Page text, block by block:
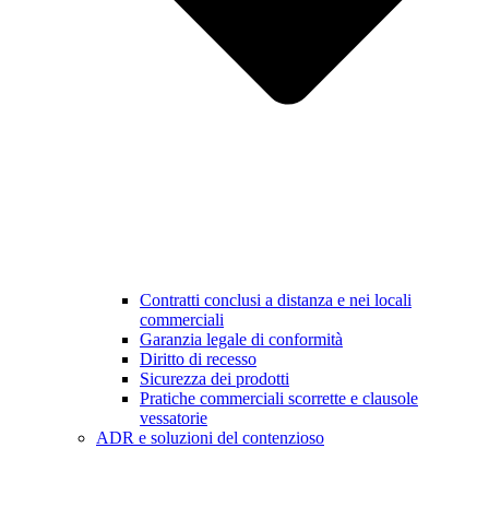
Contratti conclusi a distanza e nei locali
commerciali
Garanzia legale di conformità
Diritto di recesso
Sicurezza dei prodotti
Pratiche commerciali scorrette e clausole
vessatorie
ADR e soluzioni del contenzioso